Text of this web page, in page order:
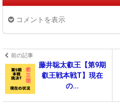
コメントを表示
前の記事
藤井聡太叡王【第9期
叡王戦本戦T】現在
の...